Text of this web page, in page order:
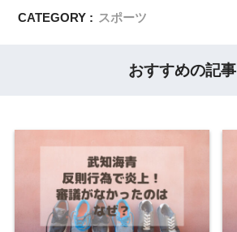
CATEGORY : スポーツ
おすすめの記事